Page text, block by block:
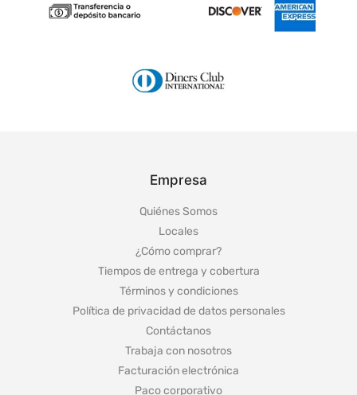
Empresa
Quiénes Somos
Locales
¿Cómo comprar?
Tiempos de entrega y cobertura
Términos y condiciones
Política de privacidad de datos personales
Contáctanos
Trabaja con nosotros
Facturación electrónica
Paco corporativo